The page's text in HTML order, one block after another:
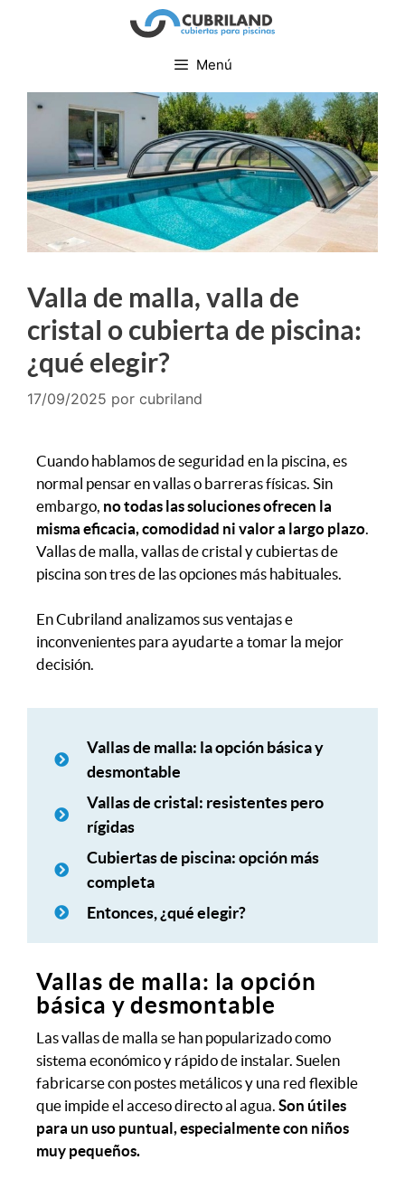
Menú
Valla de malla, valla de
cristal o cubierta de piscina:
¿qué elegir?
17/09/2025 por cubriland
Cuando hablamos de seguridad en la piscina, es
normal pensar en vallas o barreras físicas. Sin
embargo, no todas las soluciones ofrecen la
misma eficacia, comodidad ni valor a largo plazo
Vallas de malla, vallas de cristal y cubiertas de
piscina son tres de las opciones más habituales.
En Cubriland analizamos sus ventajas e
inconvenientes para ayudarte a tomar la mejor
decisión.
Vallas de malla: la opción básica y
desmontable
Vallas de cristal: resistentes pero
rígidas
Cubiertas de piscina: opción más
completa
Entonces, ¿qué elegir?
Vallas de malla: la opción
básica y desmontable
Las vallas de malla se han popularizado como
sistema económico y rápido de instalar. Suelen
fabricarse con postes metálicos y una red flexible
que impide el acceso directo al agua. Son útiles
para un uso puntual, especialmente con niños
muy pequeños.